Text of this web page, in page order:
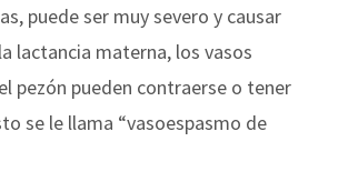
puede ser muy severo y causar
lactancia materna, los vasos
pezón pueden contraerse o tener
se le llama “vasoespasmo de